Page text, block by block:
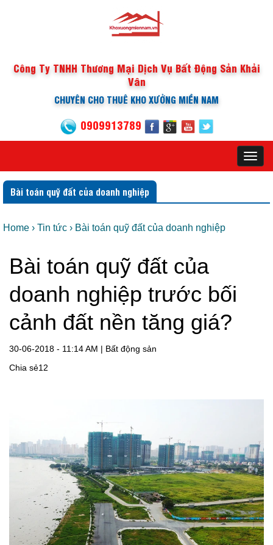
Công Ty TNHH Thương Mại Dịch Vụ Bất Động Sản Khải
Vân
CHUYÊN CHO THUÊ KHO XƯỞNG MIỀN NAM
0909913789
Bài toán quỹ đất của doanh nghiệp
Home › Tin tức › Bài toán quỹ đất của doanh nghiệp
Bài toán quỹ đất của
doanh nghiệp trước bối
cảnh đất nền tăng giá?
30-06-2018 - 11:14 AM | Bất động sản
Chia sẻ12